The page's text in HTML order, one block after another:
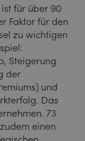
für über 90
Faktor für den
zu wichtigen
Steigerung
der
und
Das
73
einen